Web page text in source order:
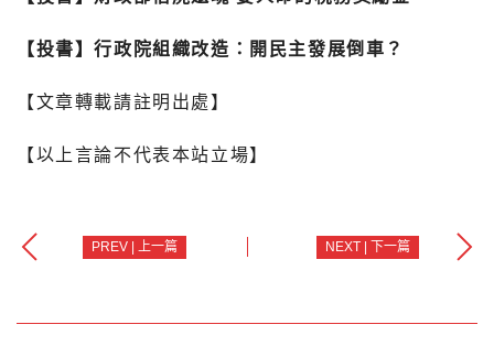
【投書】行政院組織改造：開民主發展倒車？
【文章轉載請註明出處】
【以上言論不代表本站立場】
PREV | 上一篇 NEXT | 下一篇